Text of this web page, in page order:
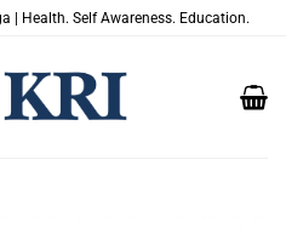
| Health. Self Awareness. Education.